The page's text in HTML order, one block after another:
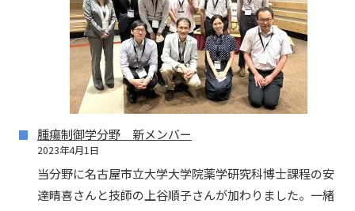
腫瘍制御学分野 新メンバー
2023年4月1日
当分野に名古屋市立大学大学院薬学研究科博士課程の安
達晴喜さんと技師の上谷順子さんが加わりました。一緒